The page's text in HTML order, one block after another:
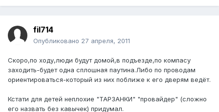
fil714
Опубликовано 27 апреля, 2011
Скоро,по ходу,люди будут домой,в подъезде,по компасу
заходить-будет одна сплошная паутина.Либо по проводам
ориентироваться-который из них поближе к его дверям ведёт.
Кстати для детей неплохие "ТАРЗАНКИ" "провайдер" (сложно
его назвать без кавычек) придумал.